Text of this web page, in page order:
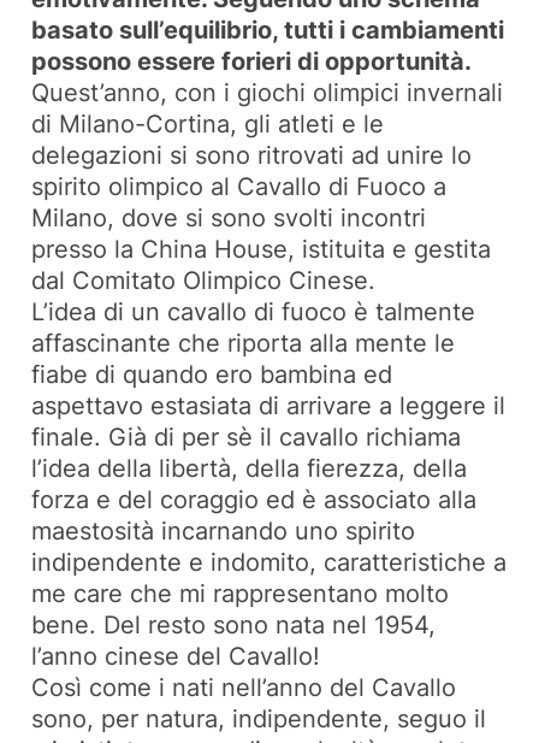
basato sull’equilibrio, tutti i cambiamenti
possono essere forieri di opportunità.
Quest’anno, con i giochi olimpici invernali
di Milano-Cortina, gli atleti e le
delegazioni si sono ritrovati ad unire lo
spirito olimpico al Cavallo di Fuoco a
Milano, dove si sono svolti incontri
presso la China House, istituita e gestita
dal Comitato Olimpico Cinese.
L’idea di un cavallo di fuoco è talmente
affascinante che riporta alla mente le
fiabe di quando ero bambina ed
aspettavo estasiata di arrivare a leggere il
finale. Già di per sè il cavallo richiama
l’idea della libertà, della fierezza, della
forza e del coraggio ed è associato alla
maestosità incarnando uno spirito
indipendente e indomito, caratteristiche a
me care che mi rappresentano molto
bene. Del resto sono nata nel 1954,
l’anno cinese del Cavallo!
Così come i nati nell’anno del Cavallo
sono, per natura, indipendente, seguo il